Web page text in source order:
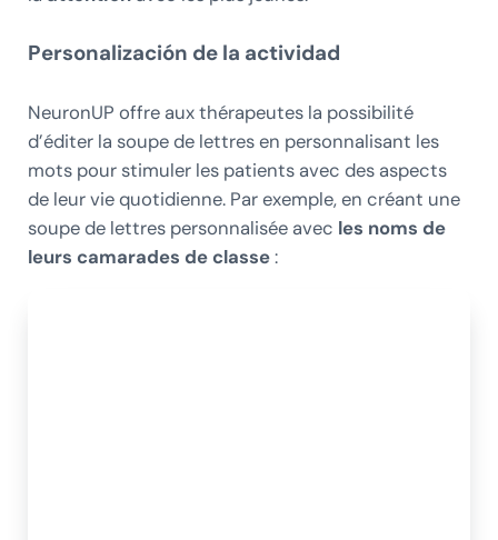
Personalización de la actividad
NeuronUP offre aux thérapeutes la possibilité
d’éditer la soupe de lettres en personnalisant les
mots pour stimuler les patients avec des aspects
de leur vie quotidienne. Par exemple, en créant une
soupe de lettres personnalisée avec les noms de
leurs camarades de classe: